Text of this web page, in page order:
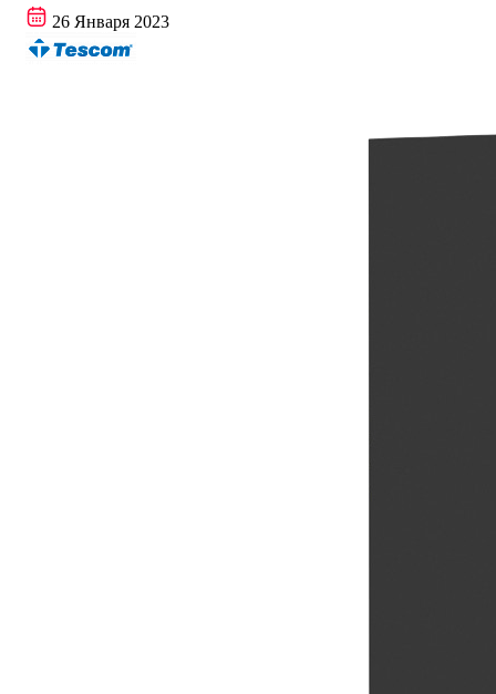
26 Января 2023